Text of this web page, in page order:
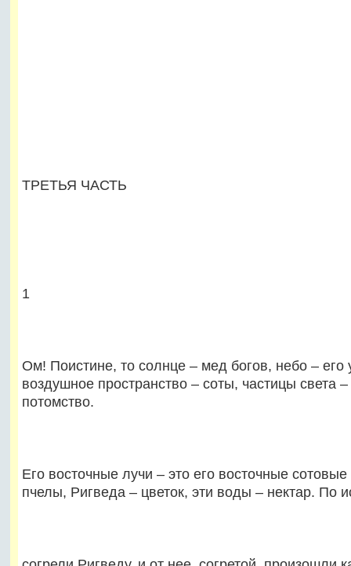
ТРЕТЬЯ ЧАСТЬ
1
Ом! Поистине, то солнце – мед богов, небо – его
воздушное пространство – соты, частицы света
потомство.
Его восточные лучи – это его восточные
пчелы, Ригведа – цветок, эти воды – нектар. По